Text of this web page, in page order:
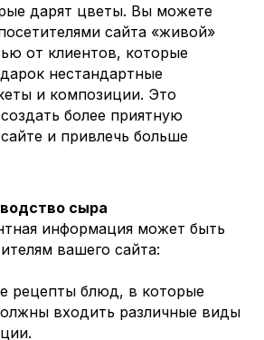
дарят цветы. Вы можете
сайта «живой»
от клиентов, которые
нестандартные
и композиции. Это
более приятную
и привлечь больше
сыра
информация может быть
вашего сайта:
рецепты блюд, в которые
входить различные виды